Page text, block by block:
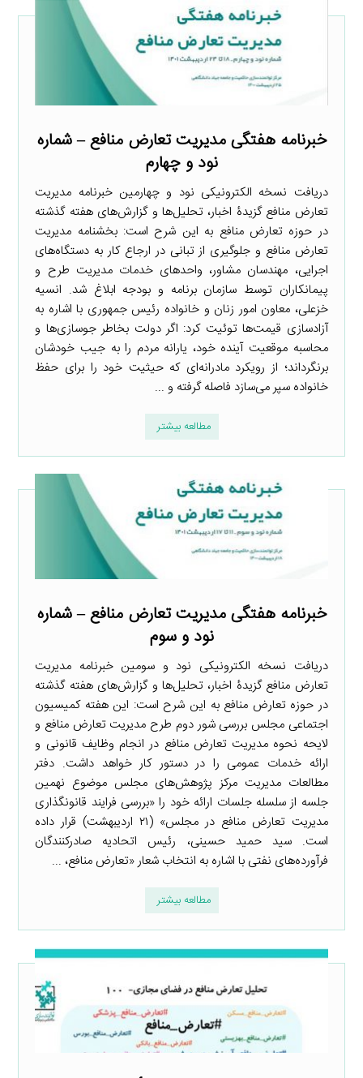
خبرنامه هفتگی مدیریت تعارض منافع – شماره
نود و چهارم
دریافت نسخه الکترونیکی نود و چهارمین خبرنامه مدیریت
تعارض منافع گزیدۀ اخبار، تحلیل‌ها و گزارش‌های هفته گذشته
در حوزه تعارض منافع به این شرح است: بخشنامه مدیریت
تعارض منافع و جلوگیری از تبانی در ارجاع کار به دستگاه‌های
اجرایی، مهندسان مشاور، واحدهای خدمات مدیریت طرح و
پیمانکاران توسط سازمان برنامه و بودجه ابلاغ شد. انسیه
خزعلی، معاون امور زنان و خانواده رئیس جمهوری با اشاره به
آزاد‌سازی قیمت‌ها توئیت کرد: اگر دولت بخاطر جوسازی‌ها و
محاسبه موقعیت آینده خود، یارانه مردم را به جیب خودشان
برنگرداند؛ از رویکرد ‎مادرانه‌ای که حیثیت خود را برای حفظ
خانواده سپر می‌سازد فاصله گرفته و ...
مطالعه بیشتر
خبرنامه هفتگی مدیریت تعارض منافع – شماره
نود و سوم
دریافت نسخه الکترونیکی نود و سومین خبرنامه مدیریت
تعارض منافع گزیدۀ اخبار، تحلیل‌ها و گزارش‌های هفته گذشته
در حوزه تعارض منافع به این شرح است: این هفته کمیسیون
اجتماعی مجلس بررسی شور دوم طرح مدیریت تعارض منافع و
لایحه نحوه مدیریت تعارض منافع در انجام وظایف قانونی و
ارائه خدمات عمومی را در دستور کار خواهد داشت. دفتر
مطالعات مدیریت مرکز پژوهش‌های مجلس موضوع نهمین
جلسه از سلسله جلسات ارائه خود را «بررسی فرایند قانونگذاری
مدیریت تعارض منافع در مجلس» (۲۱ اردیبهشت) قرار داده
است. سید حمید حسینی، رئیس اتحادیه صادرکنندگان
فرآورده‌های نفتی با اشاره به انتخاب شعار «تعارض منافع، ...
مطالعه بیشتر